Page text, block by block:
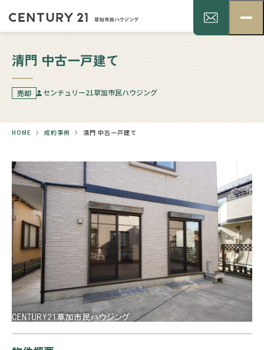
清門 中古一戸建て
売却 センチュリー21草加市民ハウジング
HOME 成約事例 清門 中古一戸建て